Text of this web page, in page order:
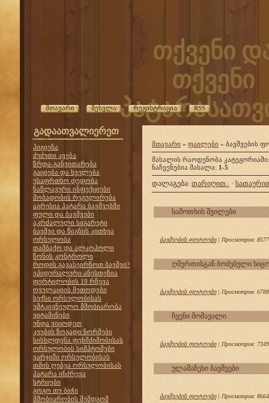
თქვენი
თქვენი
მთავარი შესვლა რეგისტრაცია RSS
გადაათვალიერეთ
ჰიგიენა
ძუძუთი კვება
ზრდა-განვითარება
გაციება და ხველება
უსაფრთხო დედობა
ნაწლავური ინფექციები
შობადობის რეგულირება
აგრესია პატარა ბავშვებში
ფული და ბავშვები
აკრძალული სიგარეტი
ბავშვი და წიგნის კითხვა
ორსულობა
თამბაქო და ალკოჰოლი
წონის კონტროლი
როდის გავასეირნოთ ბავშვი?
ეპიდურალური ანესთეზია
ფერტილობის 10 რჩევა
ოვულაციის მეთოდები
სექსი ორსულობისას
უმტკივნეულო მშობიარობა
ვიტამინები
უნდა ვიცოდეთ
კვების ზოგადი ნორმები
სისხლდენა ფეხმძიმობისას
ორსულობის სიმპტომები
ვარჯიში ორსულობისას
თმის ღებვა ორსულობისას
პატარა ინძრევა
სტრიები
გოგო თუ ბიჭი
მშობიარობის შემდგომ
მთავარი » ფაილები » ბავშვების
მასალის რაოდენობა კატეგორიაში
ნაჩვენებია მასალა: 1-5
დალაგება: თარიღით ·
სამოთხის შვილები
ბავშვების ფოტოები| Просмотров:
ღმერთისგან ბოძებული
ბავშვების ფოტოები| Просмотров:
ჩვენი მომავალი
ბავშვების ფოტოები| Просмотров:
ულამაზესი ბავშვები
ბავშვების ფოტოები| Просмотров: